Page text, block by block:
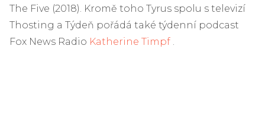
The Five (2018). Kromě toho Tyrus spolu s televizí
Thosting a Týdeň pořádá také týdenní podcast
Fox News Radio Katherine Timpf